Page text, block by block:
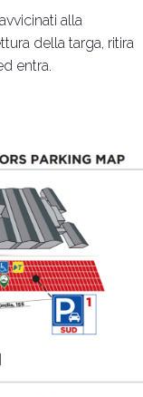
alla
della targa, ritira
entra.